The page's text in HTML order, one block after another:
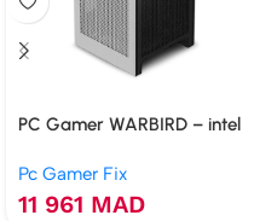
PC Gamer WARBIRD – intel
6 Go | 512 Go NVMe
Pc Gamer Fix
11 961 MAD